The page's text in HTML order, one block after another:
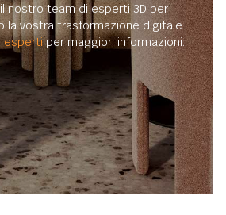
nostro team di esperti 3D per
la vostra trasformazione digitale.
espertiper maggiori informazioni.